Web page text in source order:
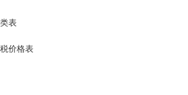
表
价格表